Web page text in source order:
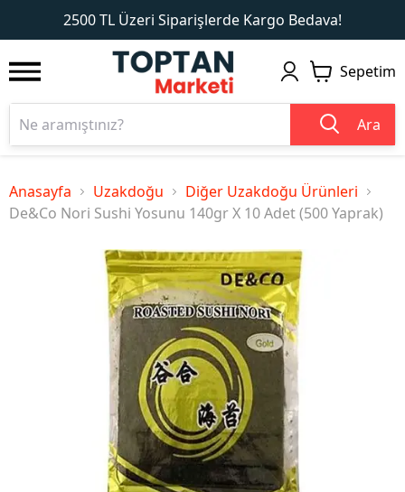
2500 TL Üzeri Siparişlerde Kargo Bedava!
1
Sepetim
Ara
Anasayfa Uzakdoğu
Diğer Uzakdoğu Ürünleri
De&Co Nori Sushi Yosunu 140gr X 10 Adet (500 Yaprak)